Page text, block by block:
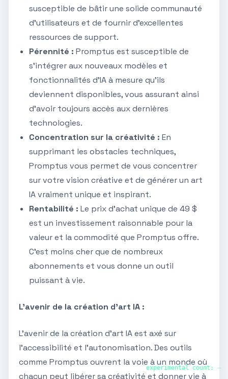
susceptible de bâtir une solide communauté
d'utilisateurs et de fournir d'excellentes
ressources de support.
Pérennité : Promptus est susceptible de
s'intégrer aux nouveaux modèles et
fonctionnalités d'IA à mesure qu'ils
deviennent disponibles, vous assurant ainsi
d'avoir toujours accès aux dernières
technologies.
Concentration sur la créativité : En
supprimant les obstacles techniques,
Promptus vous permet de vous concentrer
sur votre vision créative et de générer un art
IA vraiment unique et inspirant.
Rentabilité : Le prix d'achat unique de 49 $
est un investissement raisonnable pour la
valeur et la commodité que Promptus offre.
C'est moins cher que de nombreux
abonnements et vous donne un outil
puissant à vie.
L'avenir de la création d'art IA :
L'avenir de la création d'art IA est axé sur
l'accessibilité et l'autonomisation. Des outils
comme Promptus ouvrent la voie à un monde où
chacun peut libérer sa créativité et donner vie à
experimental count: —